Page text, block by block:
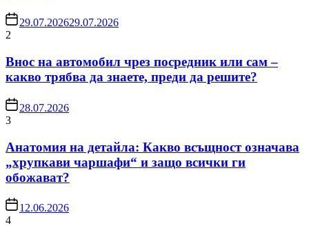
29.07.202629.07.2026
2
Внос на автомобил чрез посредник или сам –
какво трябва да знаете, преди да решите?
28.07.2026
3
Анатомия на детайла: Какво всъщност означава
„хрупкави чаршафи“ и защо всички ги
обожават?
12.06.2026
4